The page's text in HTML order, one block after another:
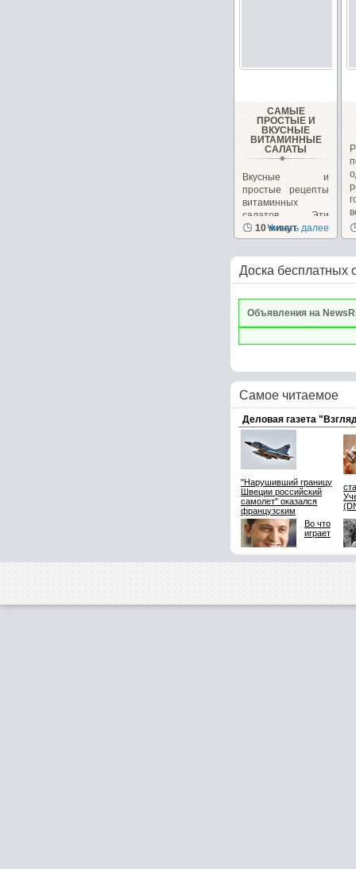
САМЫЕ
ПРОСТЫЕ И
ВКУСНЫЕ
ВИТАМИННЫЕ
САЛАТЫ
Вкусные и
простые рецепты
витаминных
салатов. Эти
салаты очень
вкусные сами...
10 минут
Читать далее
Доска бесплатных
Объявления на
Самое читаемое